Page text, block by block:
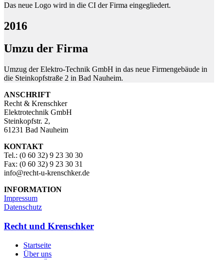
Das neue Logo wird in die CI der Firma eingegliedert.
2016
Umzu der Firma
Umzug der Elektro-Technik GmbH in das neue Firmengebäude in
die Steinkopfstraße 2 in Bad Nauheim.
ANSCHRIFT
Recht & Krenschker
Elektrotechnik GmbH
Steinkopfstr. 2,
61231 Bad Nauheim
KONTAKT
Tel.: (0 60 32) 9 23 30 30
Fax: (0 60 32) 9 23 30 31
info@recht-u-krenschker.de
INFORMATION
Impressum
Datenschutz
Recht und Krenschker
Startseite
Über uns